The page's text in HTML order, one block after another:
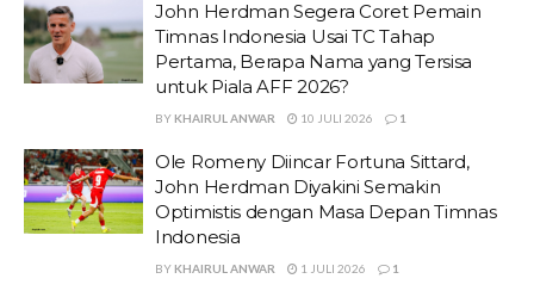
John Herdman Segera Coret Pemain
Timnas Indonesia Usai TC Tahap
Pertama, Berapa Nama yang Tersisa
untuk Piala AFF 2026?
BY KHAIRUL ANWAR 10 JULI 2026 1
Ole Romeny Diincar Fortuna Sittard,
John Herdman Diyakini Semakin
Optimistis dengan Masa Depan Timnas
Indonesia
BY KHAIRUL ANWAR 1 JULI 2026 1